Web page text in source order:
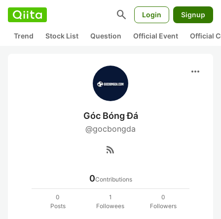
search Login Signup
Trend Stock List Question Official Event Official
more_horiz
Góc Bóng Đá
@gocbongda
rss_feed
0Contributions
0
Posts
1
Followees
0
Followers